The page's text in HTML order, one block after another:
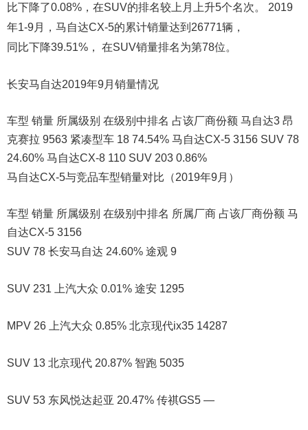
比下降了0.08%，在SUV的排名较上月上升5个名次。 2019
年1-9月，马自达CX-5的累计销量达到26771辆，
同比下降39.51%， 在SUV销量排名为第78位。
长安马自达2019年9月销量情况
车型 销量 所属级别 在级别中排名 占该厂商份额 马自达3 昂
克赛拉 9563 紧凑型车 18 74.54% 马自达CX-5 3156 SUV 78
24.60% 马自达CX-8 110 SUV 203 0.86%
马自达CX-5与竞品车型销量对比（2019年9月）
车型 销量 所属级别 在级别中排名 所属厂商 占该厂商份额 马
自达CX-5 3156
SUV 78 长安马自达 24.60% 途观 9
SUV 231 上汽大众 0.01% 途安 1295
MPV 26 上汽大众 0.85% 北京现代ix35 14287
SUV 13 北京现代 20.87% 智跑 5035
SUV 53 东风悦达起亚 20.47% 传祺GS5 —